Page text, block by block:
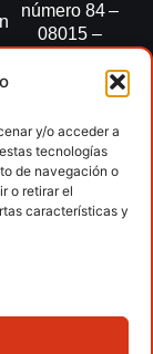
y/o acceder a
tecnologías
de navegación o
o retirar el
características y
número 84 –
08015 –
fedme@fedme.es
934 264 267
Deportes de